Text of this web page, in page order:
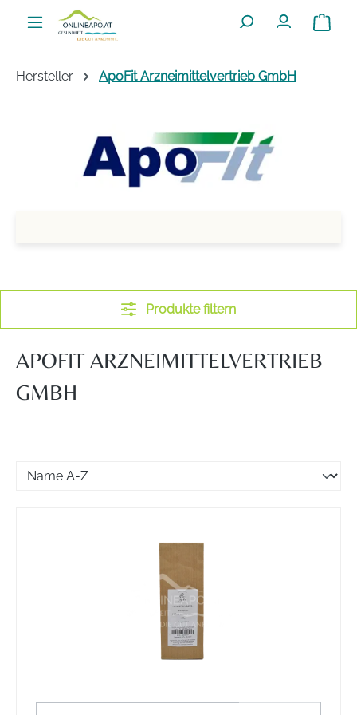
Zum Hauptinhalt springen
Hersteller ApoFit Arzneimittelvertrieb GmbH
Produkte filtern
APOFIT ARZNEIMITTELVERTRIEB
GMBH